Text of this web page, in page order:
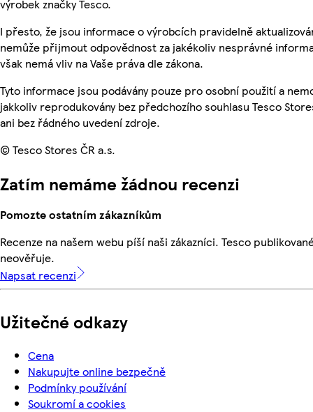
výrobek značky Tesco.
I přesto, že jsou informace o výrobcích pravidelně
nemůže přijmout odpovědnost za jakékoliv nesprávné
však nemá vliv na Vaše práva dle zákona.
Tyto informace jsou podávány pouze pro osobní použití a
jakkoliv reprodukovány bez předchozího souhlasu Tesco
ani bez řádného uvedení zdroje.
© Tesco Stores ČR a.s.
Zatím nemáme žádnou recenzi
Pomozte ostatním zákazníkům
Recenze na našem webu píší naši zákazníci. Tesco
neověřuje.
Napsat recenzi
Užitečné odkazy
Cena
Nakupujte online bezpečně
Podmínky používání
Soukromí a cookies